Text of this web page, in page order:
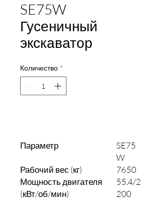
SE75W
Гусеничный
экскаватор
Количество *
Параметр
SE75
W
Рабочий вес (кг)
7650
Мощность двигателя
(кВт/об/мин)
55.4/2
200